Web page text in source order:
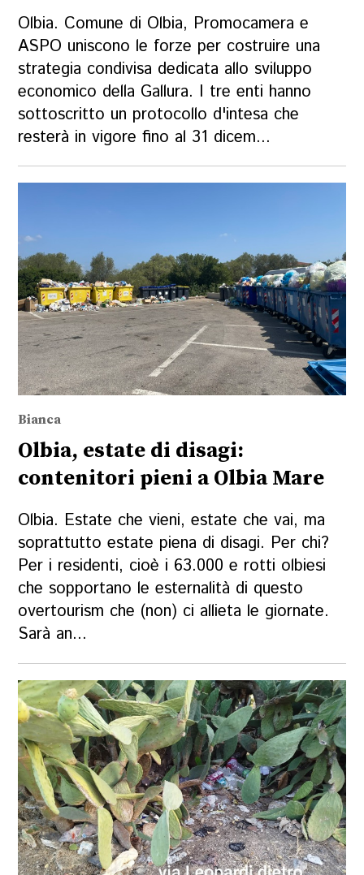
Olbia. Comune di Olbia, Promocamera e
ASPO uniscono le forze per costruire una
strategia condivisa dedicata allo sviluppo
economico della Gallura. I tre enti hanno
sottoscritto un protocollo d'intesa che
resterà in vigore fino al 31 dicem...
Bianca
Olbia, estate di disagi:
contenitori pieni a Olbia Mare
Olbia. Estate che vieni, estate che vai, ma
soprattutto estate piena di disagi. Per chi?
Per i residenti, cioè i 63.000 e rotti olbiesi
che sopportano le esternalità di questo
overtourism che (non) ci allieta le giornate.
Sarà an...